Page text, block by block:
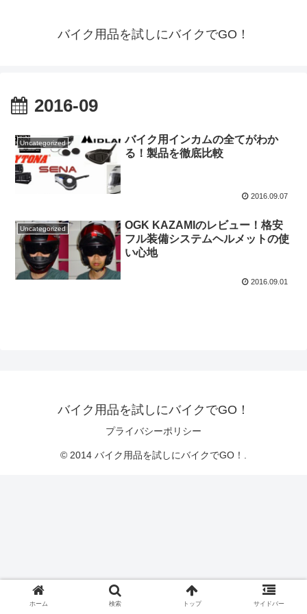
バイク用品を試しにバイクでGO！
2016-09
Uncategorized
バイク用インカムの全てがわか
る！製品を徹底比較
2016.09.07
Uncategorized
OGK KAZAMIのレビュー！格安
フル装備システムヘルメットの使
い心地
2016.09.01
バイク用品を試しにバイクでGO！
プライバシーポリシー
© 2014 バイク用品を試しにバイクでGO！.
ホーム 検索 トップ サイドバー